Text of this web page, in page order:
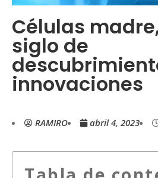
Células
siglo de
innovaciones
RAMIRO abril 4, 2023